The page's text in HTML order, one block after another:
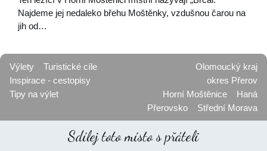
Najdeme jej nedaleko břehu Moštěnky, vzdušnou čarou na
jih od…
Výlety
Turistické cíle
Inspirace - cestopisy
Tipy na výlet
Olomoucký kraj
okres Přerov
Horní Moštěnice
Haná
Přerovsko
Střední Morava
Sdílej toto místo s přáteli